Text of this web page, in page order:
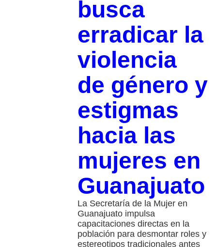
busca
erradicar la
violencia
de género y
estigmas
hacia las
mujeres en
Guanajuato
La Secretaría de la Mujer en
Guanajuato impulsa
capacitaciones directas en la
población para desmontar roles y
estereotipos tradicionales antes